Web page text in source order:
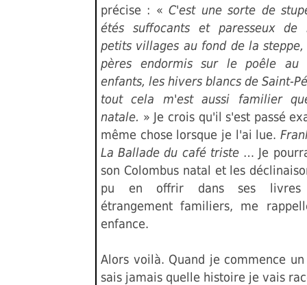
précise : «C'est une sorte de
étés suffocants et paresseux de
petits villages au fond de la steppe,
pères endormis sur le poêle au
enfants, les hivers blancs de Saint-
tout cela m'est aussi familier
natale. » Je crois qu'il s'est passé
même chose lorsque je l'ai lue.
La Ballade du café triste … Je
son Colombus natal et les
pu en offrir dans ses
étrangement familiers, me
enfance.
Alors voilà. Quand je commence
sais jamais quelle histoire je vais